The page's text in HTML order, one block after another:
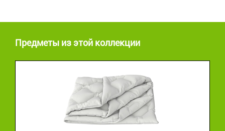
Предметы из этой коллекции